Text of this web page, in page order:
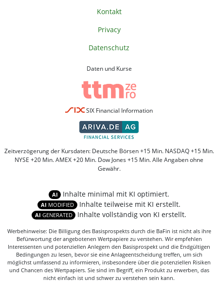
Kontakt
Privacy
Datenschutz
Daten und Kurse
SIX Financial Information
Zeitverzögerung der Kursdaten: Deutsche Börsen +15 Min. NASDAQ +15 Min.
NYSE +20 Min. AMEX +20 Min. Dow Jones +15 Min. Alle Angaben ohne
Gewähr.
AI Inhalte minimal mit KI optimiert.
AI MODIFIED Inhalte teilweise mit KI erstellt.
AI GENERATED Inhalte vollständig von KI erstellt.
Werbehinweise: Die Billigung des Basisprospekts durch die BaFin ist nicht als ihre
Befürwortung der angebotenen Wertpapiere zu verstehen. Wir empfehlen
Interessenten und potenziellen Anlegern den Basisprospekt und die Endgültigen
Bedingungen zu lesen, bevor sie eine Anlageentscheidung treffen, um sich
möglichst umfassend zu informieren, insbesondere über die potenziellen Risiken
und Chancen des Wertpapiers. Sie sind im Begriff, ein Produkt zu erwerben, das
nicht einfach ist und schwer zu verstehen sein kann.